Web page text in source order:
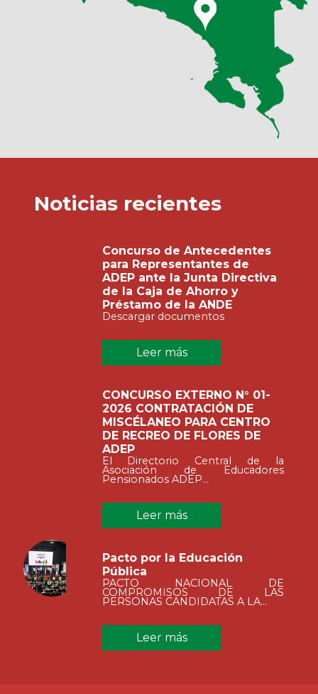
Noticias recientes
Concurso de Antecedentes
para Representantes de
ADEP ante la Junta Directiva
de la Caja de Ahorro y
Préstamo de la ANDE
Descargar documentos
Leer más
CONCURSO EXTERNO N° 01-
2026 CONTRATACIÓN DE
MISCÉLANEO PARA CENTRO
DE RECREO DE FLORES DE
ADEP
El Directorio Central de la
Asociación de Educadores
Pensionados ADEP...
Leer más
Pacto por la Educación
Pública
PACTO NACIONAL DE
COMPROMISOS DE LAS
PERSONAS CANDIDATAS A LA...
Leer más